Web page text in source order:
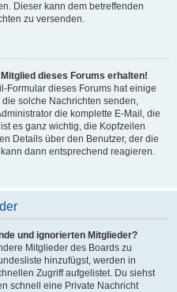
Dieser kann dem betreffenden
zu versenden.
dieses Forums erhalten!
Formular dieses Forums hat einige
solche Nachrichten senden,
die komplette E-Mail, die
es ganz wichtig, die Kopfzeilen
Details über den Benutzer, der die
dann entsprechend reagieren.
und ignorierten Mitglieder?
Mitglieder des Boards zu
hinzufügst, werden in
Zugriff aufgelistet. Du siehst
schnell eine Private Nachricht